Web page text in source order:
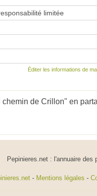
limitée
Éditer les informations de
de Crillon" en
Pepinieres.net : l'annuaire des
- Mentions légales -